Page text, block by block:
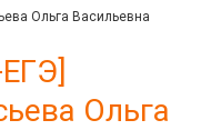
Ольга Васильевна
Ольга